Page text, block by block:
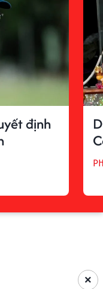
định
×